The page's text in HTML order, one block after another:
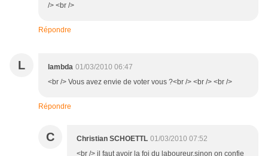
/> <br />
Répondre
L lambda 01/03/2010 06:47
<br /> Vous avez envie de voter vous ?<br /> <br /> <br />
Répondre
C Christian SCHOETTL 01/03/2010 07:52
<br /> il faut avoir la foi du laboureur,sinon on confie